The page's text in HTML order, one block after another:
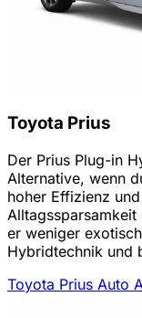
Toyota Prius
Der Prius Plug-in
Alternative, wenn
hoher Effizienz
er weniger
Hybridtechnik und
Toyota Prius Auto